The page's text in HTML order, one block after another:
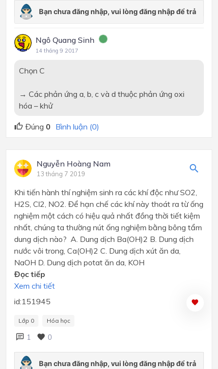
Ngô Quang Sinh
14 tháng 9 2017
Chọn C
→ Các phản ứng a, b, c và d thuộc phản ứng oxi
hóa – khử
Đúng 0 Bình luận (0)
Nguyễn Hoàng Nam
13 tháng 7 2019
Khi tiến hành thí nghiệm sinh ra các khí độc như SO2,
H2S, Cl2, NO2. Để hạn chế các khí này thoát ra từ ống
nghiệm một cách có hiệu quả nhất đồng thời tiết kiệm
nhất, chúng ta thường nút ống nghiệm bằng bông tẩm
dung dịch nào? A. Dung dịch Ba(OH)2 B. Dung dịch
nước vôi trong, Ca(OH)2 C. Dung dịch xút ăn da,
NaOH D. Dung dịch potat ăn da, KOH
Đọc tiếp
Xem chi tiết
id:151945
Lớp 0 Hóa học
1 0